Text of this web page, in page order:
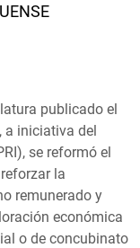
publicado el
a iniciativa del
se reformó el
la
remunerado y
económica
o de concubinato